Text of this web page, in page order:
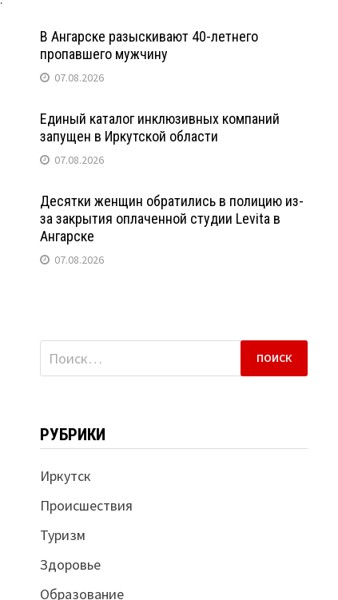
В Ангарске разыскивают 40-летнего
пропавшего мужчину
07.08.2026
Единый каталог инклюзивных компаний
запущен в Иркутской области
07.08.2026
Десятки женщин обратились в полицию из-
за закрытия оплаченной студии Levita в
Ангарске
07.08.2026
Найти:
РУБРИКИ
Иркутск
Происшествия
Туризм
Здоровье
Образование